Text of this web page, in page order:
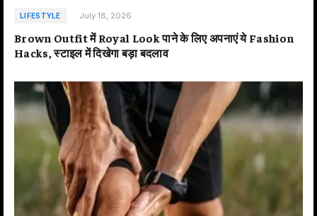
LIFESTYLE July 18, 2026
Brown Outfit में Royal Look पाने के लिए अपनाएं ये Fashion
Hacks, स्टाइल में दिखेगा बड़ा बदलाव